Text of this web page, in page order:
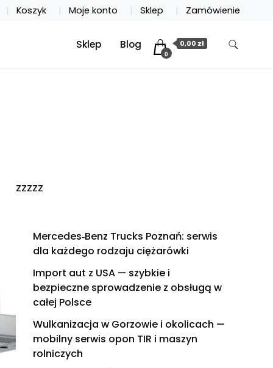
Koszyk Moje konto Sklep Zamówienie
Sklep Blog
0
0,00 zł
zzzzz
Mercedes‑Benz Trucks Poznań: serwis
dla każdego rodzaju ciężarówki
Import aut z USA — szybkie i
bezpieczne sprowadzenie z obsługą w
całej Polsce
Wulkanizacja w Gorzowie i okolicach —
mobilny serwis opon TIR i maszyn
rolniczych